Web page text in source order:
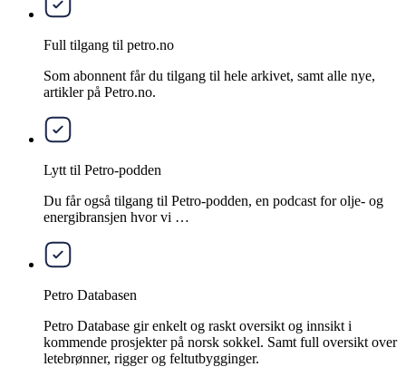
Full tilgang til petro.no
Som abonnent får du tilgang til hele arkivet, samt alle nye,
artikler på Petro.no.
Lytt til Petro-podden
Du får også tilgang til Petro-podden, en podcast for olje- og
energibransjen hvor vi …
Petro Databasen
Petro Database gir enkelt og raskt oversikt og innsikt i
kommende prosjekter på norsk sokkel. Samt full oversikt over
letebrønner, rigger og feltutbygginger.